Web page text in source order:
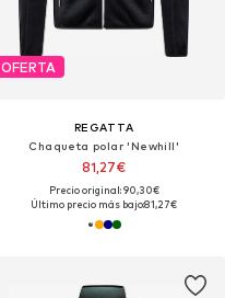
OFERTA
REGATTA
Chaqueta polar 'Newhill'
81,27€
Precio original: 90,30€
Último precio más bajo:81,27€